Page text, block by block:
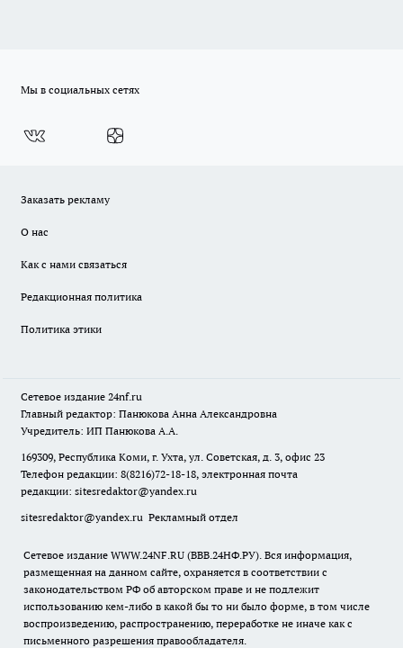
Мы в социальных сетях
Заказать рекламу
О нас
Как с нами связаться
Редакционная политика
Политика этики
Сетевое издание 24nf.ru
Главный редактор: Панюкова Анна Александровна
Учредитель: ИП Панюкова А.А.
169309, Республика Коми, г. Ухта, ул. Советская, д. 3, офис 23
Телефон редакции: 8(8216)72-18-18, электронная почта
редакции: sitesredaktor@yandex.ru
sitesredaktor@yandex.ru Рекламный отдел
Сетевое издание WWW.24NF.RU (ВВВ.24НФ.РУ). Вся информация,
размещенная на данном сайте, охраняется в соответствии с
законодательством РФ об авторском праве и не подлежит
использованию кем-либо в какой бы то ни было форме, в том числе
воспроизведению, распространению, переработке не иначе как с
письменного разрешения правообладателя.